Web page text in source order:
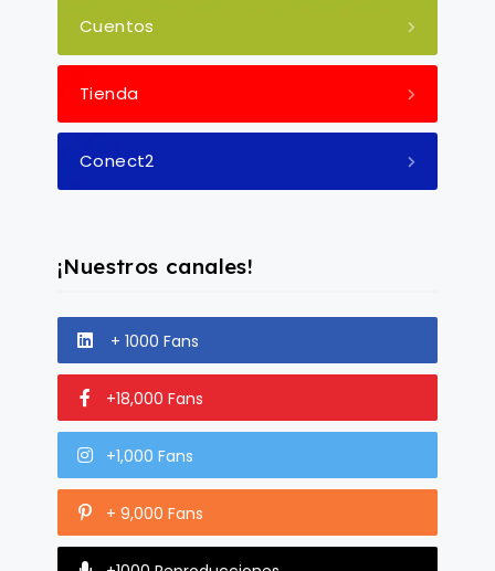
Cuentos
Tienda
Conect2
¡Nuestros canales!
+ 1000 Fans
+18,000 Fans
+1,000 Fans
+ 9,000 Fans